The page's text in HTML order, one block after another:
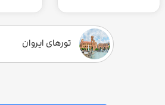
تورهای ایروان